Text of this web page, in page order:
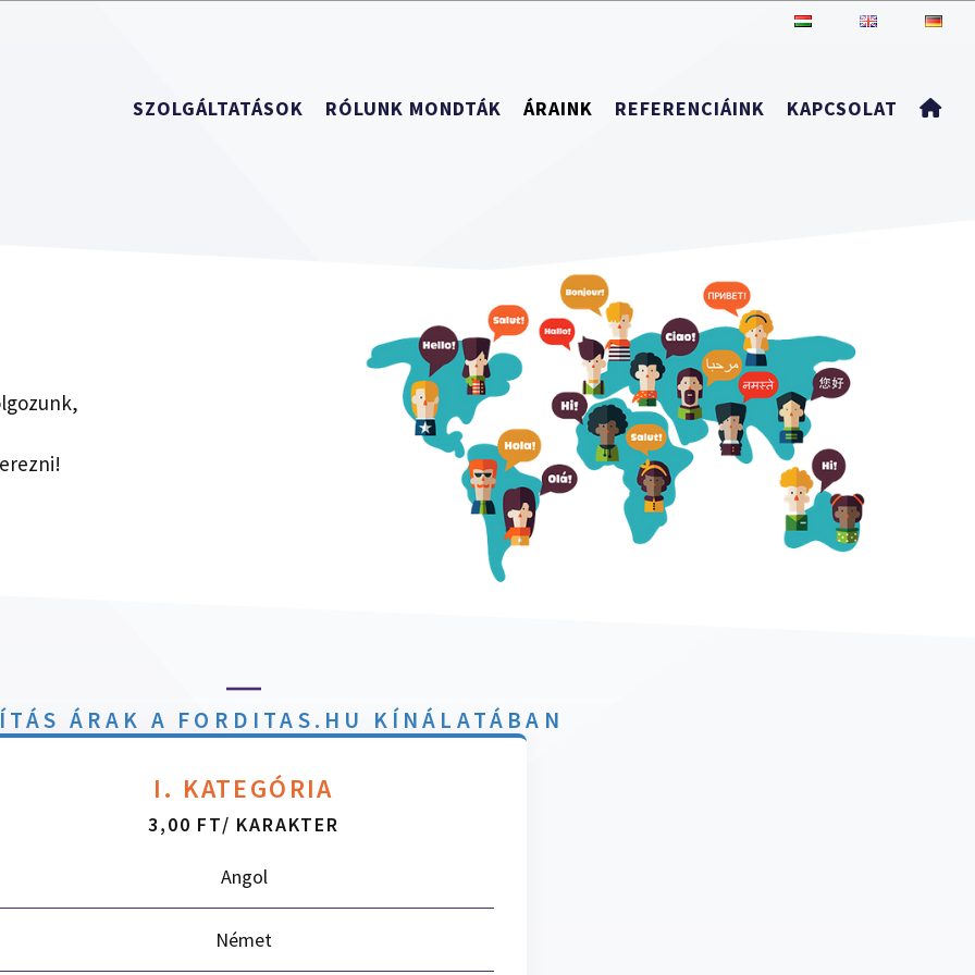
SZOLGÁLTATÁSOK RÓLUNK MONDTÁK ÁRAINK REFERENCIÁINK KAPCSOLAT
ÁRAK A FORDITAS.HU KÍNÁLATÁBAN
I. KATEGÓRIA
3,00 FT/ KARAKTER
Angol
Német